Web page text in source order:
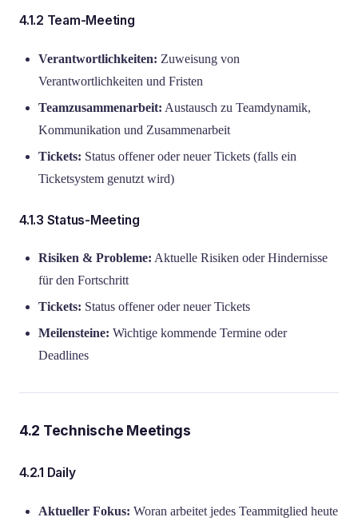
4.1.2 Team-Meeting
Verantwortlichkeiten: Zuweisung von
Verantwortlichkeiten und Fristen
Teamzusammenarbeit: Austausch zu Teamdynamik,
Kommunikation und Zusammenarbeit
Tickets: Status offener oder neuer Tickets (falls ein
Ticketsystem genutzt wird)
4.1.3 Status-Meeting
Risiken & Probleme: Aktuelle Risiken oder Hindernisse
für den Fortschritt
Tickets: Status offener oder neuer Tickets
Meilensteine: Wichtige kommende Termine oder
Deadlines
4.2 Technische Meetings
4.2.1 Daily
Aktueller Fokus: Woran arbeitet jedes Teammitglied heute